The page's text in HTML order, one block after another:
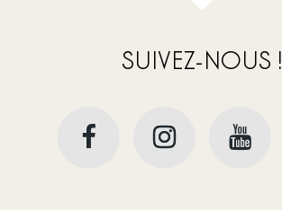
SUIVEZ-NOUS !